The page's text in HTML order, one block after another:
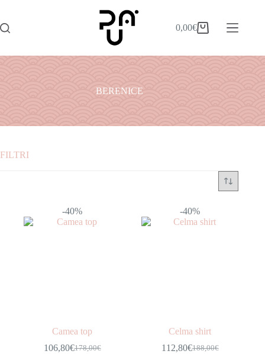
0,00€
BERENICE
FILTRI
-40%
Camea top
178,00€
106,80€
-40%
Celma shirt
188,00€
112,80€